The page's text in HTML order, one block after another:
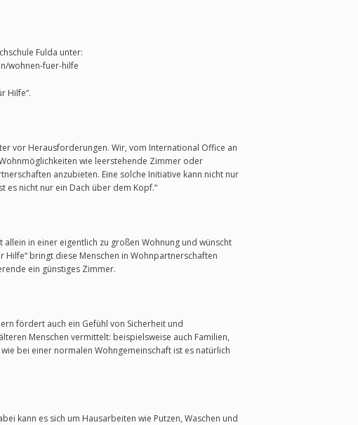
Fulda unter:
wohnen-fuer-hilfe
Hilfe“.
vor Herausforderungen. Wir, vom International Office an
wie leerstehende Zimmer oder
anzubieten. Eine solche Initiative kann nicht nur
es nicht nur ein Dach über dem Kopf.“
in einer eigentlich zu großen Wohnung und wünscht
Hilfe“ bringt diese Menschen in Wohnpartnerschaften
ein günstiges Zimmer.
fördert auch ein Gefühl von Sicherheit und
Menschen vermittelt: beispielsweise auch Familien,
bei einer normalen Wohngemeinschaft ist es natürlich
kann es sich um Hausarbeiten wie Putzen, Waschen und